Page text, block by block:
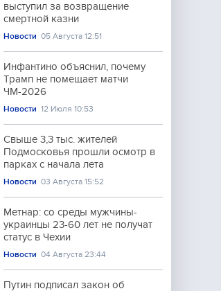
выступил за возвращение
смертной казни
Новости 05 Августа 12:51
Инфантино объяснил, почему
Трамп не помещает матчи
ЧМ-2026
Новости 12 Июля 10:53
Свыше 3,3 тыс. жителей
Подмосковья прошли осмотр в
парках с начала лета
Новости 03 Августа 15:52
Метнар: со среды мужчины-
украинцы 23-60 лет не получат
статус в Чехии
Новости 04 Августа 23:44
Путин подписал закон об